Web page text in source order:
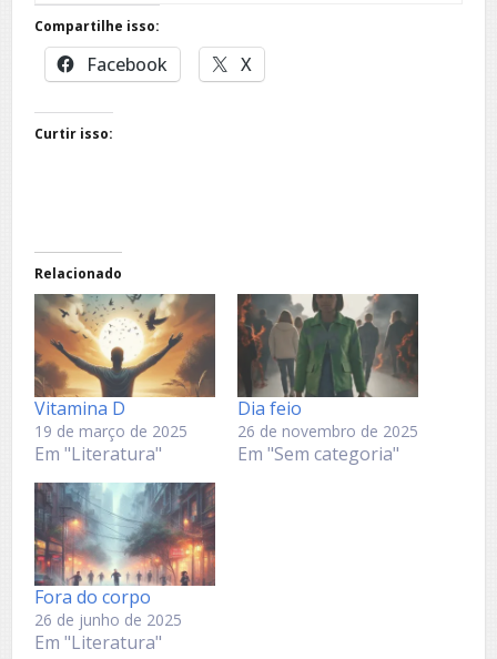
Compartilhe isso:
Facebook X
Curtir isso:
Relacionado
Vitamina D
19 de março de 2025
Em "Literatura"
Dia feio
26 de novembro de 2025
Em "Sem categoria"
Fora do corpo
26 de junho de 2025
Em "Literatura"